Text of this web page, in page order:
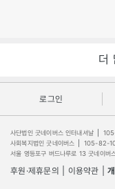
더
로그인
사단법인 굿네이버스 인터내셔날
사회복지법인 굿네이버스
105-82-
서울 영등포구 버드나루로 13 굿네이버
후원·제휴문의 이용약관